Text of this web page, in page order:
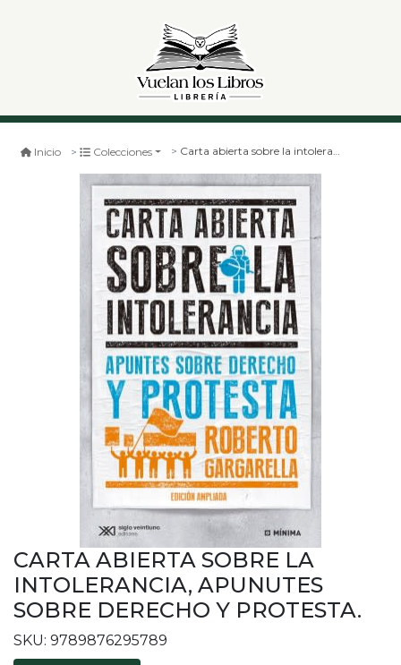
Inicio Colecciones Carta abierta sobre la intolerancia, apunutes sobre derecho y protesta.
CARTA ABIERTA SOBRE LA
INTOLERANCIA, APUNUTES
SOBRE DERECHO Y PROTESTA.
SKU: 9789876295789